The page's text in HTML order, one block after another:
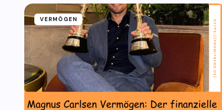
VERMÖGEN